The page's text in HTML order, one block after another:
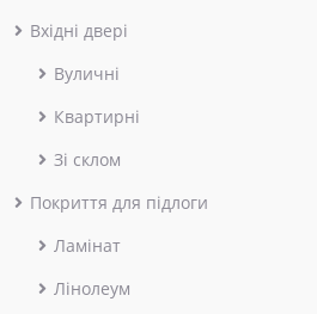
Вхідні двері
Вуличні
Квартирні
Зі склом
Покриття для підлоги
Ламінат
Лінолеум